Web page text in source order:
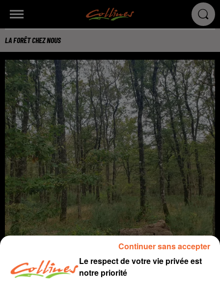
LA FORÊT CHEZ NOUS
Le respect de votre vie privée est
notre priorité
Continuer sans accepter